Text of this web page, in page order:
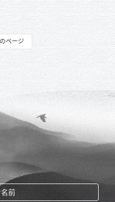
ページ